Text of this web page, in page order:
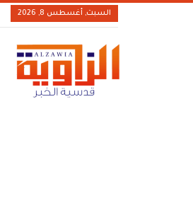
السبت, أغسطس 8, 2026